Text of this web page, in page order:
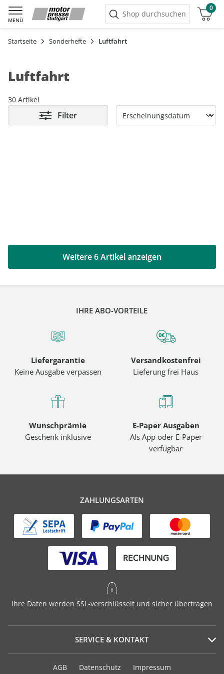
MENÜ
Shop durchsuchen
0
Warenkorb
Startseite Sonderhefte Luftfahrt
Luftfahrt
30 Artikel
Filter
Weitere 6 Artikel anzeigen
IHRE ABO-VORTEILE
Liefergarantie
Keine Ausgabe verpassen
Versandkostenfrei
Lieferung frei Haus
Wunschprämie
Geschenk inklusive
E-Paper Ausgaben
Als App oder E-Paper
verfügbar
ZAHLUNGSARTEN
Ihre Daten werden SSL-verschlüsselt und sicher übertragen
SERVICE & KONTAKT
Serviceportal
AGB Datenschutz Impressum